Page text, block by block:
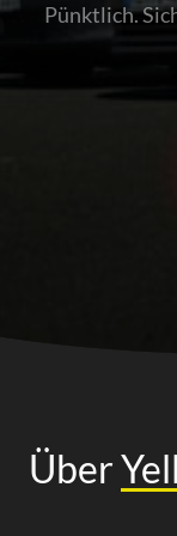
Pünktlich.
Über